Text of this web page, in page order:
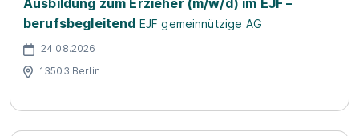
Ausbildung zum Erzieher (m/w/d) im EJF –
berufsbegleitend EJF gemeinnützige AG
24.08.2026
13503 Berlin